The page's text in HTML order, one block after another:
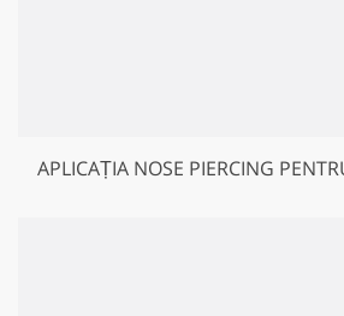
APLICAȚIA NOSE PIERCING